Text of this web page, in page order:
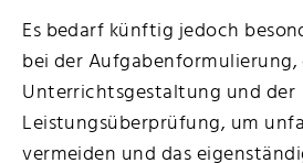
Es bedarf künftig jedoch
bei der Aufgabenformulierung,
Unterrichtsgestaltung und der
Leistungsüberprüfung, um
vermeiden und das